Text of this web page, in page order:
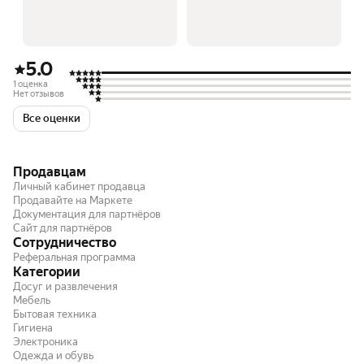
5.0
1 оценка
Нет отзывов
Все оценки
Продавцам
Личный кабинет продавца
Продавайте на Маркете
Документация для партнёров
Сайт для партнёров
Сотрудничество
Реферальная программа
Категории
Досуг и развлечения
Мебель
Бытовая техника
Гигиена
Электроника
Одежда и обувь